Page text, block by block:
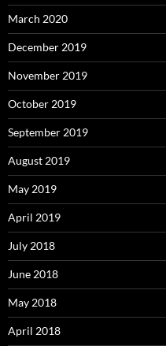
March 2020
December 2019
November 2019
October 2019
September 2019
August 2019
May 2019
April 2019
July 2018
June 2018
May 2018
April 2018